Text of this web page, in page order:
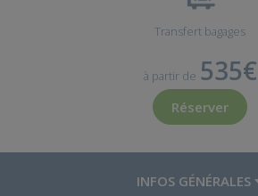
Transfert bagages
à partir de 535€
Réserver
INFOS GÉNÉRALES